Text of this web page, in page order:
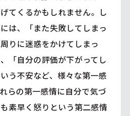
てくるかもしれません。し
は、「また失敗してしまっ
りに迷惑をかけてしまっ
「自分の評価が下がってし
う不安など、様々な第一感
らの第一感情に自分で気づ
素早く怒りという第二感情